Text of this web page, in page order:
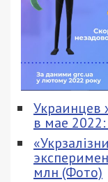
Украинцев
в мае
млн (Фото)